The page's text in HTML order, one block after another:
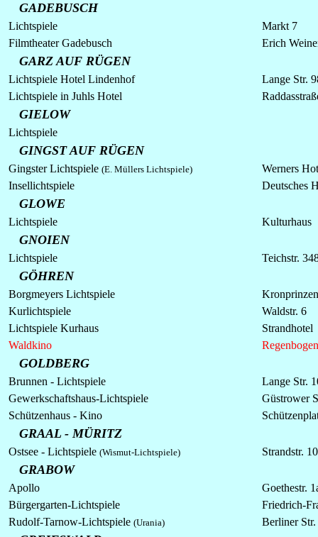
GADEBUSCH
Lichtspiele
Markt 7
Filmtheater Gadebusch
Erich
GARZ AUF RÜGEN
Lichtspiele Hotel Lindenhof
Lange Str.
Lichtspiele in Juhls Hotel
GIELOW
Lichtspiele
GINGST AUF RÜGEN
GingsterLichtspiele (E. Müllers Lichtspiele)
Werners
Insellichtspiele
Deutsches
GLOWE
Lichtspiele Kulturhaus
GNOIEN
Lichtspiele Teichstr.
GÖHREN
Borgmeyers Lichtspiele
Kurlichtspiele
Waldstr. 6
Lichtspiele Kurhaus
Strandhotel
Waldkino
GOLDBERG
Brunnen - Lichtspiele
Lange Str.
Gewerkschaftshaus-Lichtspiele
Güstrower
Schützenhaus - Kino
GRAAL - MÜRITZ
Ostsee - Lichtspiele (Wismut-Lichtspiele) Strandstr. 10
GRABOW
Apollo
Goethestr.
Bürgergarten-Lichtspiele
Friedrich-
Rudolf-Tarnow-Lichtspiele (Urania) Berliner Str.